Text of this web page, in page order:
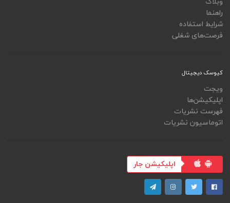
راهنما
شرایط استفاده
فرصت‌های شغلی
کیوسک دیجیتال
ویجت
اپلیکیشن‌ها
فهرست نشریات
اتوماسیون نشریات
اپلیکیشن جار